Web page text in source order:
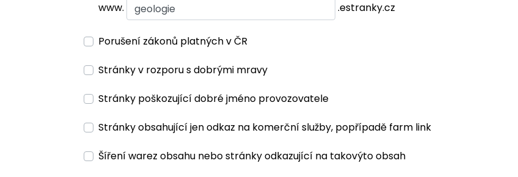
www. .estranky.cz
Porušení zákonů platných v ČR
Stránky v rozporu s dobrými mravy
Stránky poškozující dobré jméno provozovatele
Stránky obsahující jen odkaz na komerční služby, popřípadě farm link
Šíření warez obsahu nebo stránky odkazující na takovýto obsah